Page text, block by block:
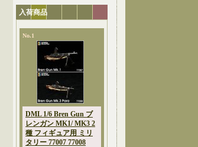
入荷商品
No.1
DML 1/6 Bren Gun ブ
レンガン MK1/ MK3 2
種 フィギュア用 ミリ
タリー 77007 77008